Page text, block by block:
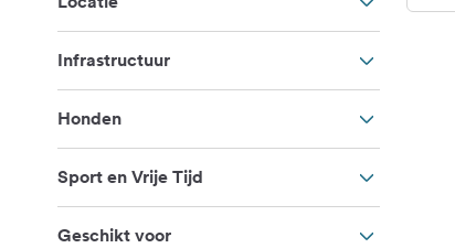
Infrastructuur
Honden
Sport en Vrije Tijd
Geschikt voor